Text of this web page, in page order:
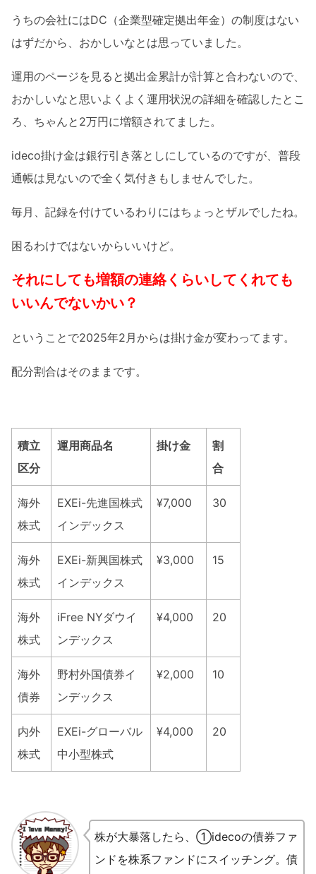
うちの会社にはDC（企業型確定拠出年金）の制度はない
はずだから、おかしいなとは思っていました。
運用のページを見ると拠出金累計が計算と合わないので、
おかしいなと思いよくよく運用状況の詳細を確認したとこ
ろ、ちゃんと2万円に増額されてました。
ideco掛け金は銀行引き落としにしているのですが、普段
通帳は見ないので全く気付きもしませんでした。
毎月、記録を付けているわりにはちょっとザルでしたね。
困るわけではないからいいけど。
それにしても増額の連絡くらいしてくれても
いいんでないかい？
ということで2025年2月からは掛け金が変わってます。
配分割合はそのままです。
積立
区分
運用商品名 掛け金
割
合
海外
株式
EXEi-先進国株式
インデックス
¥7,000 30
海外
株式
EXEi-新興国株式
インデックス
¥3,000 15
海外
株式
iFree NYダウイ
ンデックス
¥4,000 20
海外
債券
野村外国債券イ
ンデックス
¥2,000 10
内外
株式
EXEi-グローバル
中小型株式
¥4,000 20
株が大暴落したら、①idecoの債券ファ
ンドを株系ファンドにスイッチング。債